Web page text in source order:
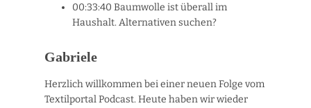
00:33:40 Baumwolle ist überall im
Haushalt. Alternativen suchen?
Gabriele
Herzlich willkommen bei einer neuen Folge vom
Textilportal Podcast. Heute haben wir wieder